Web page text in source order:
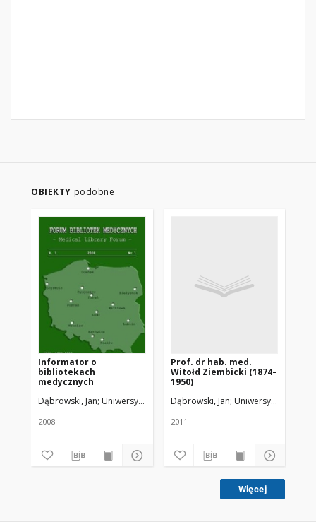
OBIEKTY podobne
Informator o
bibliotekach
medycznych
Dąbrowski, Jan Uniwersytet Medyczny w Łodzi
2008
Prof. dr hab. med.
Witołd Ziembicki (1874–
1950)
Dąbrowski, Jan Uniwersytet
2011
Więcej